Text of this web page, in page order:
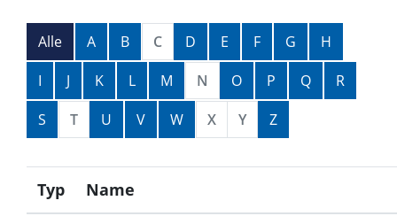
Alphabetisches Register überspringen
Alle A B C D E F G
H
I
J K L M N O P Q
R
S
T U V W X Y Z
Typ Name